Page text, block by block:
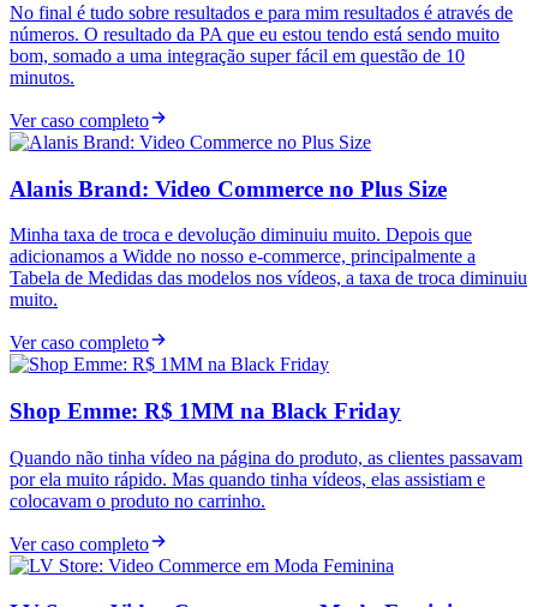
No final é tudo sobre resultados e para mim resultados é através de
números. O resultado da PA que eu estou tendo está sendo muito
bom, somado a uma integração super fácil em questão de 10
minutos.
Ver caso completo
Alanis Brand: Video Commerce no Plus Size
Minha taxa de troca e devolução diminuiu muito. Depois que
adicionamos a Widde no nosso e-commerce, principalmente a
Tabela de Medidas das modelos nos vídeos, a taxa de troca diminuiu
muito.
Ver caso completo
Shop Emme: R$ 1MM na Black Friday
Quando não tinha vídeo na página do produto, as clientes passavam
por ela muito rápido. Mas quando tinha vídeos, elas assistiam e
colocavam o produto no carrinho.
Ver caso completo